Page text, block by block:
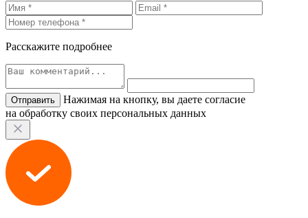
Расскажите подробнее
Нажимая на кнопку, вы даете согласие
на обработку своих персональных данных